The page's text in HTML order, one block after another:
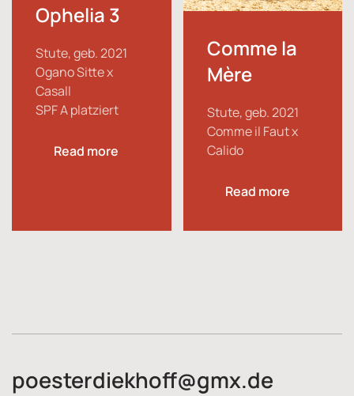
Ophelia 3
Stute, geb. 2021
Ogano Sitte x
Casall
SPF A platziert
Read more
Comme la
Mère
Stute, geb. 2021
Comme il Faut x
Calido
Read more
poesterdiekhoff@gmx.de